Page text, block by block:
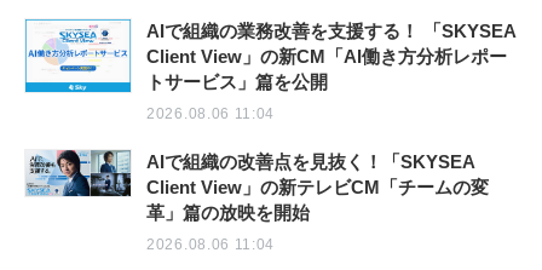
AIで組織の業務改善を支援する！ 「SKYSEA
Client View」の新CM「AI働き方分析レポー
トサービス」篇を公開
2026.08.06 11:04
AIで組織の改善点を見抜く！「SKYSEA
Client View」の新テレビCM「チームの変
革」篇の放映を開始
2026.08.06 11:04